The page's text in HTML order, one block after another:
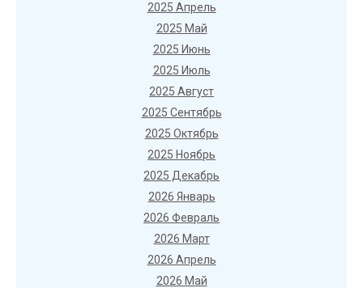
2025 Апрель
2025 Май
2025 Июнь
2025 Июль
2025 Август
2025 Сентябрь
2025 Октябрь
2025 Ноябрь
2025 Декабрь
2026 Январь
2026 Февраль
2026 Март
2026 Апрель
2026 Май